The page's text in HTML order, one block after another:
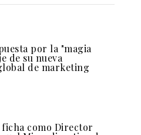
por la "magia
de su nueva
de marketing
ficha como Director